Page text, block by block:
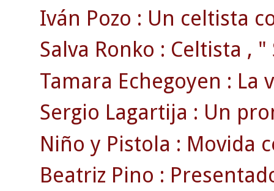
Iván Pozo : Un celtista
Salva Ronko : Celtista ,
Tamara Echegoyen : La
Sergio Lagartija : Un
Niño y Pistola : Movida
Beatriz Pino :